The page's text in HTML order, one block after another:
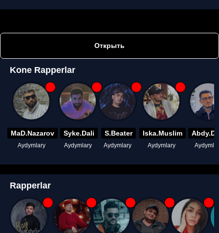
Открыть
Kone Rapperlar
MaD.Nazarov
Aydymlary
Syke.Dali
Aydymlary
S.Beater
Aydymlary
Iska.Muslim
Aydymlary
Rapperlar